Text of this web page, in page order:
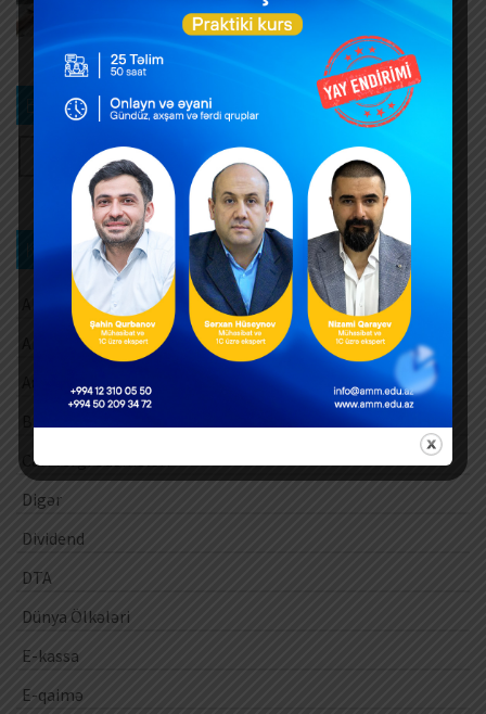
AUGUST 5, 2026
Bizi izləyin
Kateqoriya üzrə axtarış
Aksiz vergisi
Amortizasiya ayırmaları
Cari vergi ödəmələri
Digər
Dividend
DTA
Dünya Ölkələri
E-kassa
E-qaimə